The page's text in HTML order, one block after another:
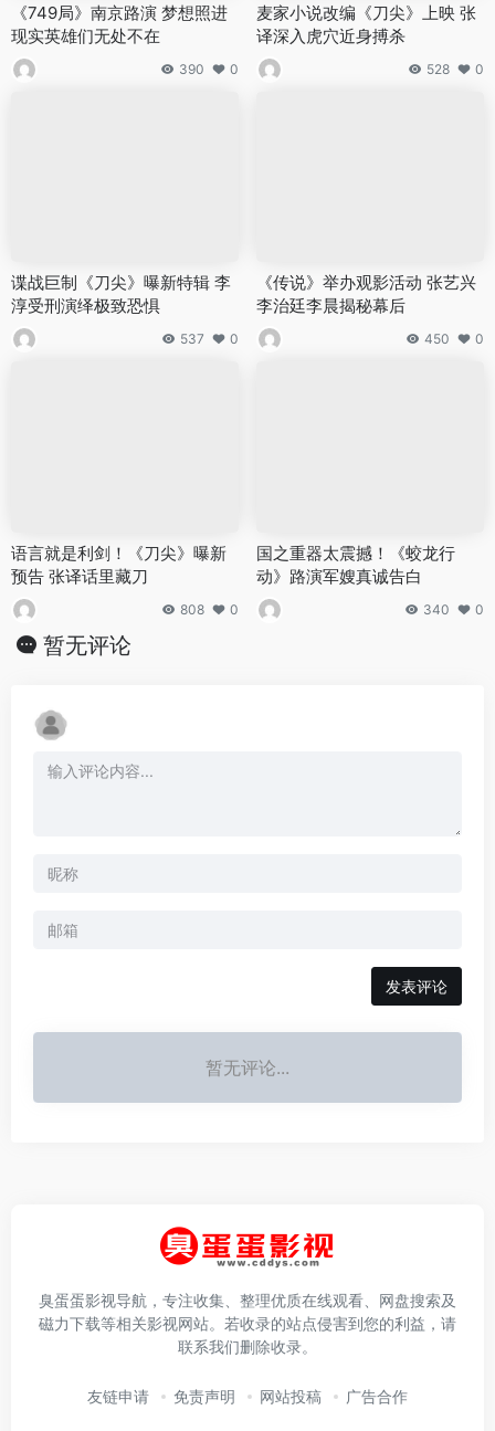
《749局》南京路演 梦想照进
现实英雄们无处不在
390 0
麦家小说改编《刀尖》上映 张
译深入虎穴近身搏杀
528 0
谍战巨制《刀尖》曝新特辑 李
淳受刑演绎极致恐惧
537 0
《传说》举办观影活动 张艺兴
李治廷李晨揭秘幕后
450 0
语言就是利剑！《刀尖》曝新
预告 张译话里藏刀
808 0
国之重器太震撼！《蛟龙行
动》路演军嫂真诚告白
340 0
暂无评论
发表评论
暂无评论...
臭蛋蛋影视导航，专注收集、整理优质在线观看、网盘搜索及
磁力下载等相关影视网站。若收录的站点侵害到您的利益，请
联系我们删除收录。
友链申请 免责声明 网站投稿 广告合作